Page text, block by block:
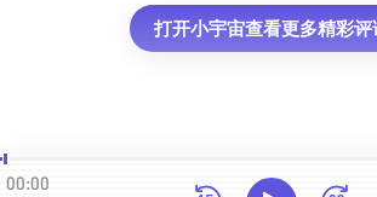
【海外】Spotify、Apple podcast、
Snipd、Overcast、Castbox、Amazon
红海古城，都是很难在其他地方看到的，
动物也非常友好，每份饭的鸡肉牛肉羊肉
很多小孩子都从来没有接受过教育，且
打开小宇宙查看更多精彩评
00:00